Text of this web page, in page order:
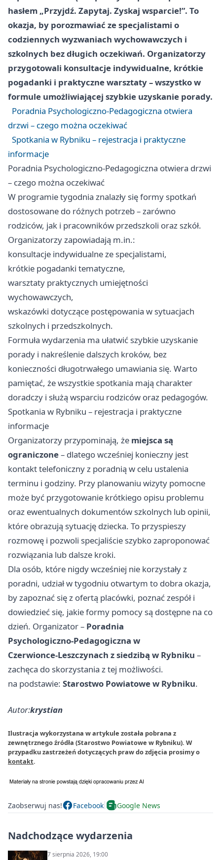
hasłem „Przyjdź. Zapytaj. Zyskaj wsparcie!”. To
okazja, by porozmawiać ze specjalistami o
codziennych wyzwaniach wychowawczych i
szkolnych bez długich oczekiwań. Organizatorzy
przygotowali konsultacje indywidualne, krótkie
pogadanki i praktyczne warsztaty – wszystko w
formule umożliwiającej szybkie uzyskanie porady.
Poradnia Psychologiczno‑Pedagogiczna otwiera
drzwi – czego można oczekiwać
Spotkania w Rybniku – rejestracja i praktyczne
informacje
Poradnia Psychologiczno‑Pedagogiczna otwiera drzwi
– czego można oczekiwać
W programie tygodnia znalazły się formy spotkań
dostosowane do różnych potrzeb – zarówno
rodziców, jak i pracowników przedszkoli oraz szkół.
Organizatorzy zapowiadają m.in.:
konsultacje indywidualne ze specjalistami,
krótkie pogadanki tematyczne,
warsztaty praktycznych umiejętności
wychowawczych,
wskazówki dotyczące postępowania w sytuacjach
szkolnych i przedszkolnych.
Formuła wydarzenia ma ułatwić szybkie uzyskanie
porady i nakreślenie dalszych kroków, bez
konieczności długotrwałego umawiania się. Warto
pamiętać, że wszystkie spotkania mają charakter
doradczy i służą wsparciu rodziców oraz pedagogów.
Spotkania w Rybniku – rejestracja i praktyczne
informacje
Organizatorzy przypominają, że miejsca są
ograniczone– dlatego wcześniej konieczny jest
kontakt telefoniczny z poradnią w celu ustalenia
terminu i godziny. Przy planowaniu wizyty pomocne
może być przygotowanie krótkiego opisu problemu
oraz ewentualnych dokumentów szkolnych lub opinii,
które obrazują sytuację dziecka. To przyspieszy
rozmowę i pozwoli specjaliście szybko zaproponować
rozwiązania lub dalsze kroki.
Dla osób, które nigdy wcześniej nie korzystały z
poradni, udział w tygodniu otwartym to dobra okazja,
by zapoznać się z ofertą placówki, poznać zespół i
dowiedzieć się, jakie formy pomocy są dostępne na co
dzień. Organizator – Poradnia
Psychologiczno‑Pedagogiczna w
Czerwionce‑Leszczynach z siedzibą w Rybniku –
zachęca do skorzystania z tej możliwości.
na podstawie: Starostwo Powiatowe w Rybniku.
Autor:krystian
Ilustracja wykorzystana w artykule została pobrana z
zewnętrznego źródła (Starostwo Powiatowe w Rybniku). W
przypadku zastrzeżeń dotyczących praw do zdjęcia prosimy o
kontakt.
Zaobserwuj nas! Facebook Google News
Nadchodzące wydarzenia
7 sierpnia 2026, 19:00